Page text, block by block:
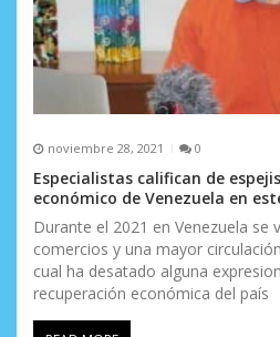
noviembre 28, 2021 0
Especialistas califican de
económico de Venezuela en
Durante el 2021 en Venezuela se
comercios y una mayor
cual ha desatado alguna
recuperación económica del país